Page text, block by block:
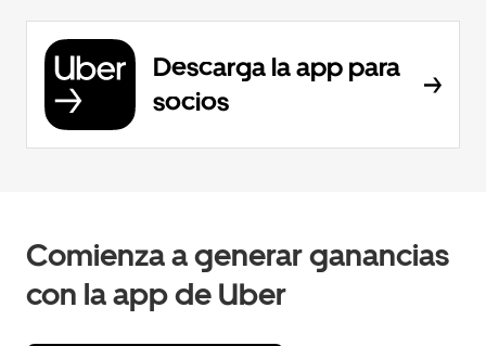
Descarga la app para
socios
Comienza a generar ganancias
con la app de Uber